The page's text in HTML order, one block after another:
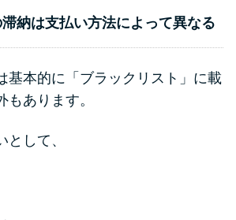
滞納は支払い方法によって異なる
基本的に「ブラックリスト」に載
もあります。
して、